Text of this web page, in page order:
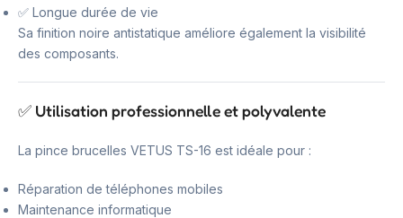
✅ Longue durée de vie
Sa finition noire antistatique améliore également la visibilité
des composants.
✅ Utilisation professionnelle et polyvalente
La pince brucelles VETUS TS-16 est idéale pour :
Réparation de téléphones mobiles
Maintenance informatique